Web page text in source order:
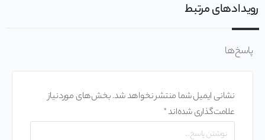
رویدادهای مرتبط
پاسخ‌ها
نشانی ایمیل شما منتشر نخواهد شد.بخش‌های موردنیاز
علامت‌گذاری شده‌اند*